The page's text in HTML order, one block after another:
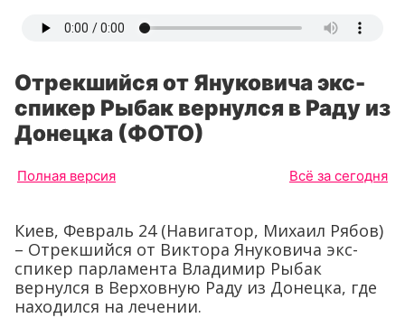
Отрекшийся от Януковича экс-
спикер Рыбак вернулся в Раду из
Донецка (ФОТО)
Полная версия Всё за сегодня
Киев, Февраль 24 (Навигатор, Михаил Рябов)
– Отрекшийся от Виктора Януковича экс-
спикер парламента Владимир Рыбак
вернулся в Верховную Раду из Донецка, где
находился на лечении.